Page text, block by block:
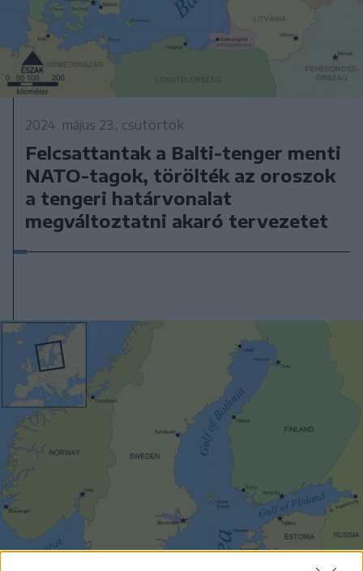
2024. május 23., csütörtök
Felcsattantak a Balti-tenger menti
NATO-tagok, törölték az oroszok
a tengeri határvonalat
megváltoztatni akaró tervezetet